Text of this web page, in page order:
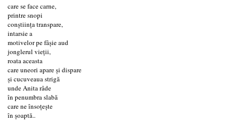
care se face carne,
printre snopi
conștiința transpare,
intarsie a
motivelor pe fâșie aud
jonglerul vieții,
roata aceasta
care uneori apare și dispare
și cucuveaua strigă
unde Anita râde
în penumbra slabă
care ne însoțește
în şoaptă..